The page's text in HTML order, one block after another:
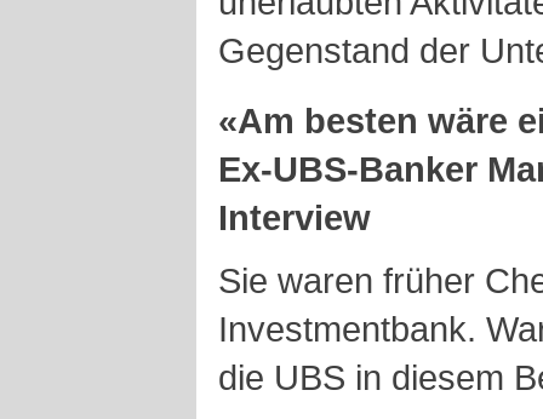
Gegenstand der
«Am besten wäre
Ex-UBS-Banker
Interview
Sie waren früher
Investmentbank.
die UBS in diesem